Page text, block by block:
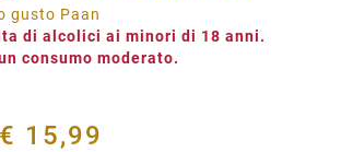
gusto Paan
di alcolici ai minori di 18 anni.
consumo moderato.
€ 15,99